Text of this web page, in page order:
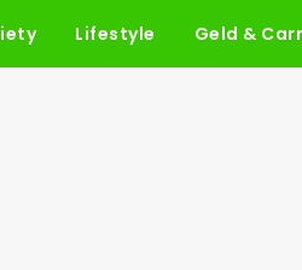
Lifestyle Geld &